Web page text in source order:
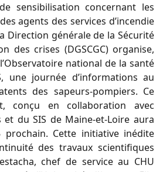
sensibilisation concernant les
agents des services d’incendie
Direction générale de la Sécurité
des crises (DGSCGC) organise,
national de la santé
une journée d’informations au
des sapeurs-pompiers. Ce
conçu en collaboration avec
et du SIS de Maine-et-Loire aura
Cette initiative inédite
des travaux scientifiques
chef de service au CHU